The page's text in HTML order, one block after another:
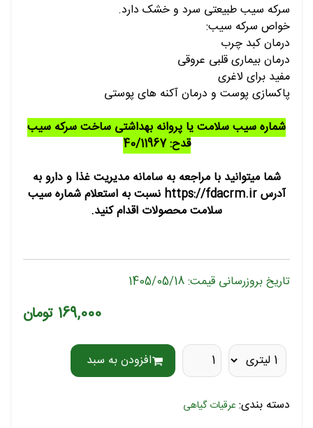
سرکه سیب طبیعتی سرد و خشک دارد.
خواص سرکه سیب:
درمان کبد چرب
درمان بیماری قلبی عروقی
مفید برای لاغری
پاکسازی پوست و درمان آکنه های پوستی
شماره سیب سلامت یا پروانه بهداشتی ساخت سرکه سیب
قدح: 40/11967
شما میتوانید با مراجعه به سامانه مدیریت غذا و دارو به
آدرس https://fdacrm.ir نسبت به استعلام شماره سیب
سلامت محصولات اقدام کنید.
تاریخ بروزرسانی قیمت: 1405/05/18
169,000 تومان
افزودن به سبد
دسته بندی: عرقیات گیاهی